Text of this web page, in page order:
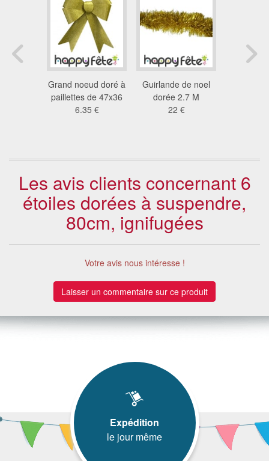
Grand noeud doré à
paillettes de 47x36
6.35 €
Guirlande de noel
dorée 2.7 M
22 €
Les avis clients concernant 6
étoiles dorées à suspendre,
80cm, ignifugées
Votre avis nous intéresse !
Laisser un commentaire sur ce produit
Expédition
le jour même